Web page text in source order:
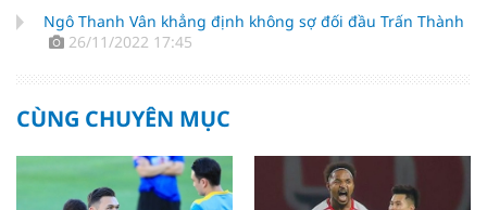
Ngô Thanh Vân khẳng định không sợ đối đầu Trấn Thành
26/11/2022 17:45
CÙNG CHUYÊN MỤC